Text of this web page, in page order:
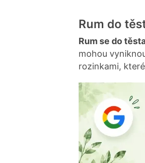
Rum do
Rum se do
mohou
rozinkami,